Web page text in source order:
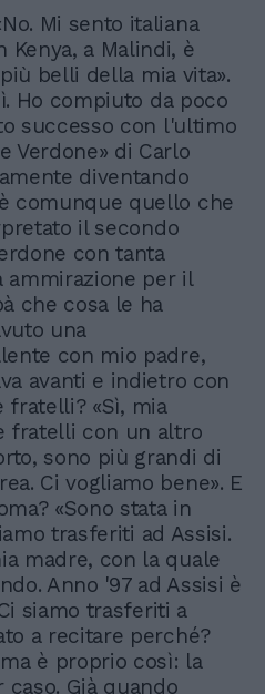
Mi sento italiana
Kenya, a Malindi, è
belli della mia vita».
Ho compiuto da poco
successo con l'ultimo
Verdone» di Carlo
diventando
comunque quello che
il secondo
con tanta
ammirazione per il
che cosa le ha
una
con mio padre,
avanti e indietro con
fratelli? «Sì, mia
fratelli con un altro
sono più grandi di
Ci vogliamo bene». E
«Sono stata in
trasferiti ad Assisi.
madre, con la quale
Anno '97 ad Assisi è
siamo trasferiti a
a recitare perché?
è proprio così: la
Già quando